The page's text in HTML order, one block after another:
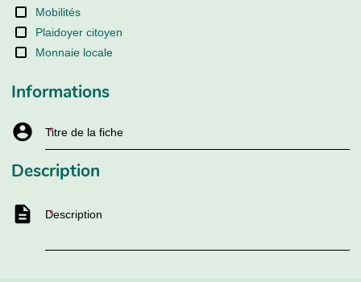
Mobilités
Plaidoyer citoyen
Monnaie locale
Informations
Titre de la fiche
Description
Description